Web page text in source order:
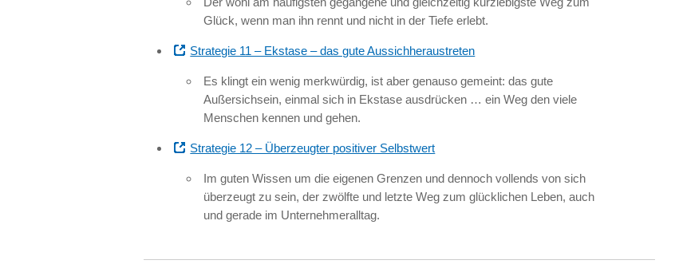
Glück, wenn man ihn rennt und nicht in der Tiefe erlebt.
Strategie 11 – Ekstase – das gute Aussichheraustreten
Es klingt ein wenig merkwürdig, ist aber genauso gemeint: das gute
Außersichsein, einmal sich in Ekstase ausdrücken … ein Weg den viele
Menschen kennen und gehen.
Strategie 12 – Überzeugter positiver Selbstwert
Im guten Wissen um die eigenen Grenzen und dennoch vollends von sich
überzeugt zu sein, der zwölfte und letzte Weg zum glücklichen Leben, auch
und gerade im Unternehmeralltag.